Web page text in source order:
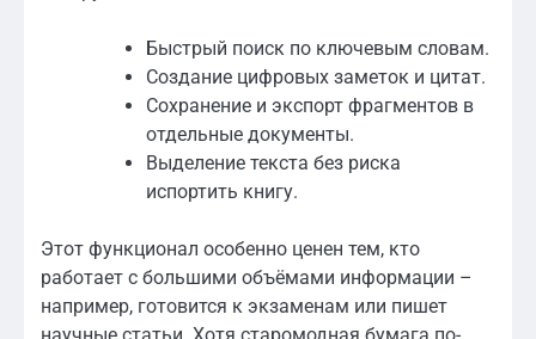
Быстрый поиск по ключевым словам.
Создание цифровых заметок и цитат.
Сохранение и экспорт фрагментов в
отдельные документы.
Выделение текста без риска
испортить книгу.
Этот функционал особенно ценен тем, кто
работает с большими объёмами информации –
например, готовится к экзаменам или пишет